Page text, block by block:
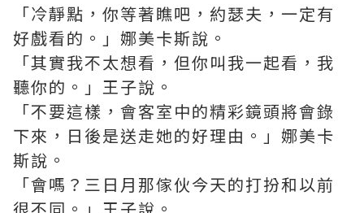
「冷靜點，你等著瞧吧，約瑟夫，一定有
好戲看的。」娜美卡斯說。
「其實我不太想看，但你叫我一起看，我
聽你的。」王子說。
「不要這樣，會客室中的精彩鏡頭將會錄
下來，日後是送走她的好理由。」娜美卡
斯說。
「會嗎？三日月那傢伙今天的打扮和以前
很不同。」王子說。